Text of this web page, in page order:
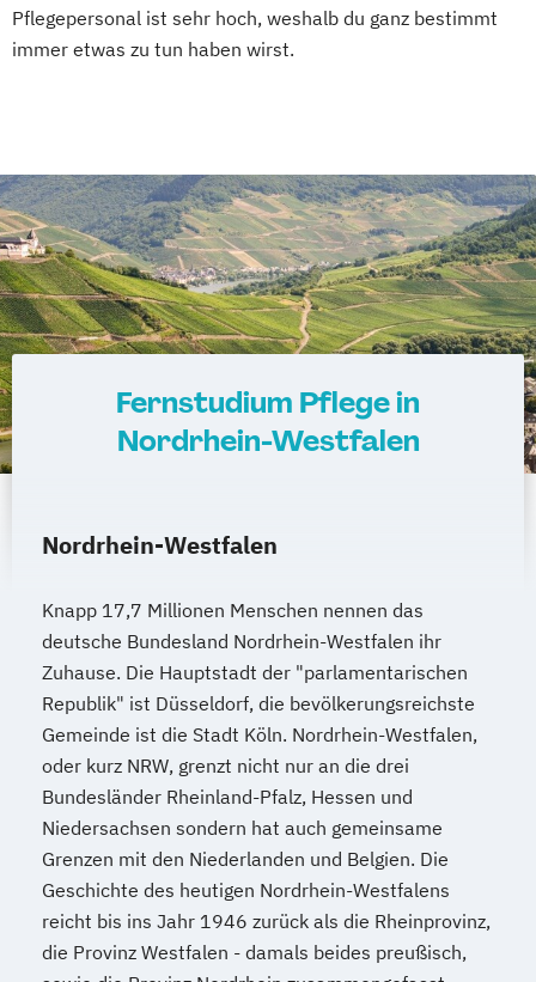
Pflegepersonal ist sehr hoch, weshalb du ganz bestimmt
immer etwas zu tun haben wirst.
Fernstudium Pflege in
Nordrhein-Westfalen
Nordrhein-Westfalen
Knapp 17,7 Millionen Menschen nennen das
deutsche Bundesland Nordrhein-Westfalen ihr
Zuhause. Die Hauptstadt der "parlamentarischen
Republik" ist Düsseldorf, die bevölkerungsreichste
Gemeinde ist die Stadt Köln. Nordrhein-Westfalen,
oder kurz NRW, grenzt nicht nur an die drei
Bundesländer Rheinland-Pfalz, Hessen und
Niedersachsen sondern hat auch gemeinsame
Grenzen mit den Niederlanden und Belgien. Die
Geschichte des heutigen Nordrhein-Westfalens
reicht bis ins Jahr 1946 zurück als die Rheinprovinz,
die Provinz Westfalen - damals beides preußisch,